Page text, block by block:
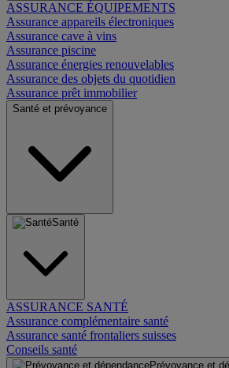
ASSURANCE ÉQUIPEMENTS
Assurance appareils électroniques
Assurance cave à vins
Assurance piscine
Assurance énergies renouvelables
Assurance des objets du quotidien
Assurance prêt immobilier
Santé et prévoyance
Santé
ASSURANCE SANTÉ
Assurance complémentaire santé
Assurance santé frontaliers suisses
Conseils santé
Prévoyance et